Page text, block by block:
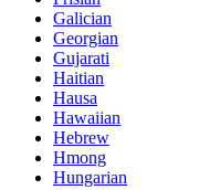
Galician
Georgian
Gujarati
Haitian
Hausa
Hawaiian
Hebrew
Hmong
Hungarian